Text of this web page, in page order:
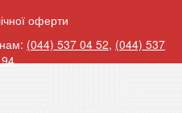
оферти
(044) 537 04 52, (044) 537
.